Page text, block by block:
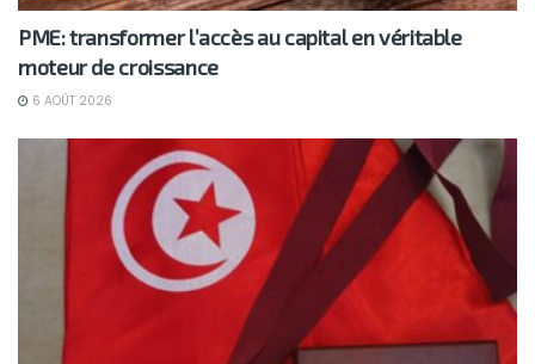
PME: transformer l’accès au capital en véritable
moteur de croissance
6 AOÛT 2026